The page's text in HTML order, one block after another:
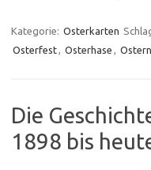
Kategorie: Osterkarten
Osterfest
Osterhase Ostern
Die
1898 bis